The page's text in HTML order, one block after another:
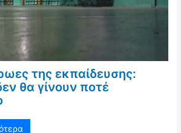
της εκπαίδευσης:
θα γίνουν ποτέ